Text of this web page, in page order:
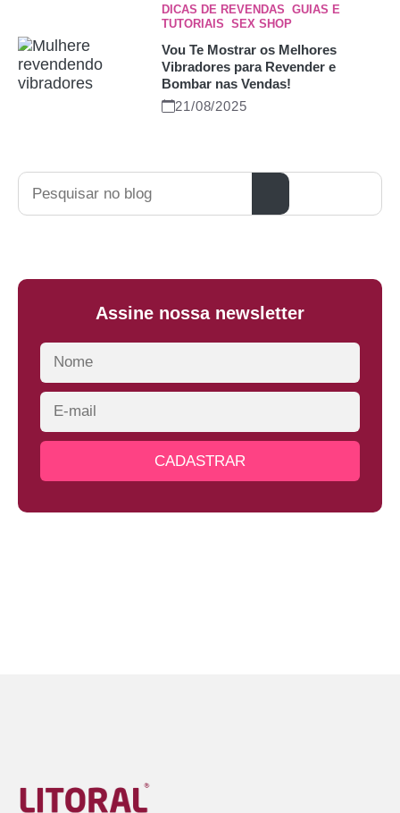
DICAS DE REVENDAS GUIAS E
TUTORIAIS SEX SHOP
Vou Te Mostrar os Melhores
Vibradores para Revender e
Bombar nas Vendas!
21/08/2025
Pesquisar
Assine nossa newsletter